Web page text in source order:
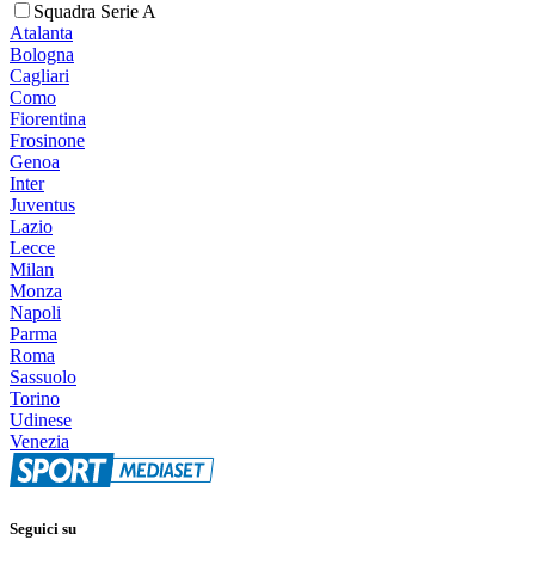
Squadra Serie A
Atalanta
Bologna
Cagliari
Como
Fiorentina
Frosinone
Genoa
Inter
Juventus
Lazio
Lecce
Milan
Monza
Napoli
Parma
Roma
Sassuolo
Torino
Udinese
Venezia
Seguici su